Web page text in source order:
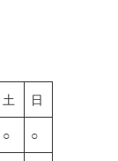
土 日
○ ○